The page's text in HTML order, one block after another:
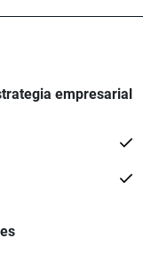
empresarial